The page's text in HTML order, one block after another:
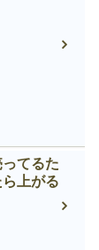
ってるた
上がる